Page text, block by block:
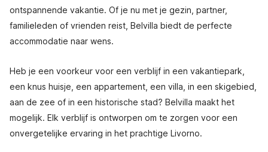
ontspannende vakantie. Of je nu met je gezin, partner,
familieleden of vrienden reist, Belvilla biedt de perfecte
accommodatie naar wens.
Heb je een voorkeur voor een verblijf in een vakantiepark,
een knus huisje, een appartement, een villa, in een skigebied,
aan de zee of in een historische stad? Belvilla maakt het
mogelijk. Elk verblijf is ontworpen om te zorgen voor een
onvergetelijke ervaring in het prachtige Livorno.